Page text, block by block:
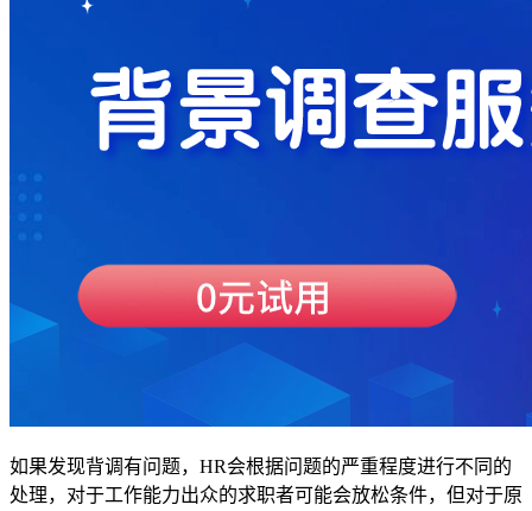
如果发现背调有问题，HR会根据问题的严重程度进行不同的
处理，对于工作能力出众的求职者可能会放松条件，但对于原